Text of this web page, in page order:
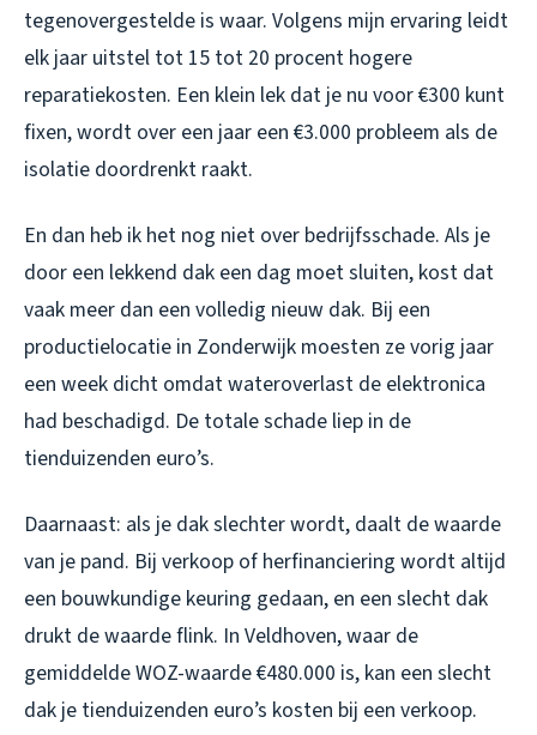
tegenovergestelde is waar. Volgens mijn ervaring leidt
elk jaar uitstel tot 15 tot 20 procent hogere
reparatiekosten. Een klein lek dat je nu voor €300 kunt
fixen, wordt over een jaar een €3.000 probleem als de
isolatie doordrenkt raakt.
En dan heb ik het nog niet over bedrijfsschade. Als je
door een lekkend dak een dag moet sluiten, kost dat
vaak meer dan een volledig nieuw dak. Bij een
productielocatie in Zonderwijk moesten ze vorig jaar
een week dicht omdat wateroverlast de elektronica
had beschadigd. De totale schade liep in de
tienduizenden euro’s.
Daarnaast: als je dak slechter wordt, daalt de waarde
van je pand. Bij verkoop of herfinanciering wordt altijd
een bouwkundige keuring gedaan, en een slecht dak
drukt de waarde flink. In Veldhoven, waar de
gemiddelde WOZ-waarde €480.000 is, kan een slecht
dak je tienduizenden euro’s kosten bij een verkoop.